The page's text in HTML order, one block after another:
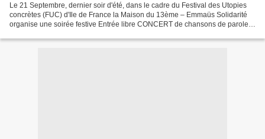
Le 21 Septembre, dernier soir d'été, dans le cadre du Festival des Utopies
concrètes (FUC) d'Ile de France la Maison du 13ème – Emmaüs Solidarité
organise une soirée festive Entrée libre CONCERT de chansons de paroles